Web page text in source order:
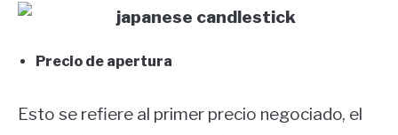
Precio de apertura
Esto se refiere al primer precio negociado, el